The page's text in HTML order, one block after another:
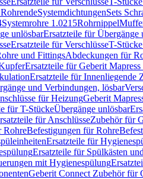
SystemdichtungenSets
Systemrohre 1.0215Rohrnippel
unlösbarErsatzteile für Übergänge
Ersatzteile für VerschlüsseT-
und FittingsAbdeckungen für
Ersatzteile für Geberit
Ersatzteile für Innenliegende
und Verbindungen, lösbar
für HeizungGeberit
für T-StückeÜbergänge unlösbar
für AnschlüsseZubehör für
RohreBefestigungen für Rohre
Ersatzteile für
Ersatzteile für Spülkästen
mit Hygienespülung
Geberit Connect Zubehör für